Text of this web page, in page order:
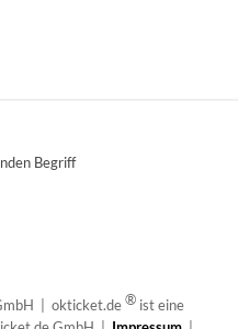
Begriff
| okticket.de® ist eine